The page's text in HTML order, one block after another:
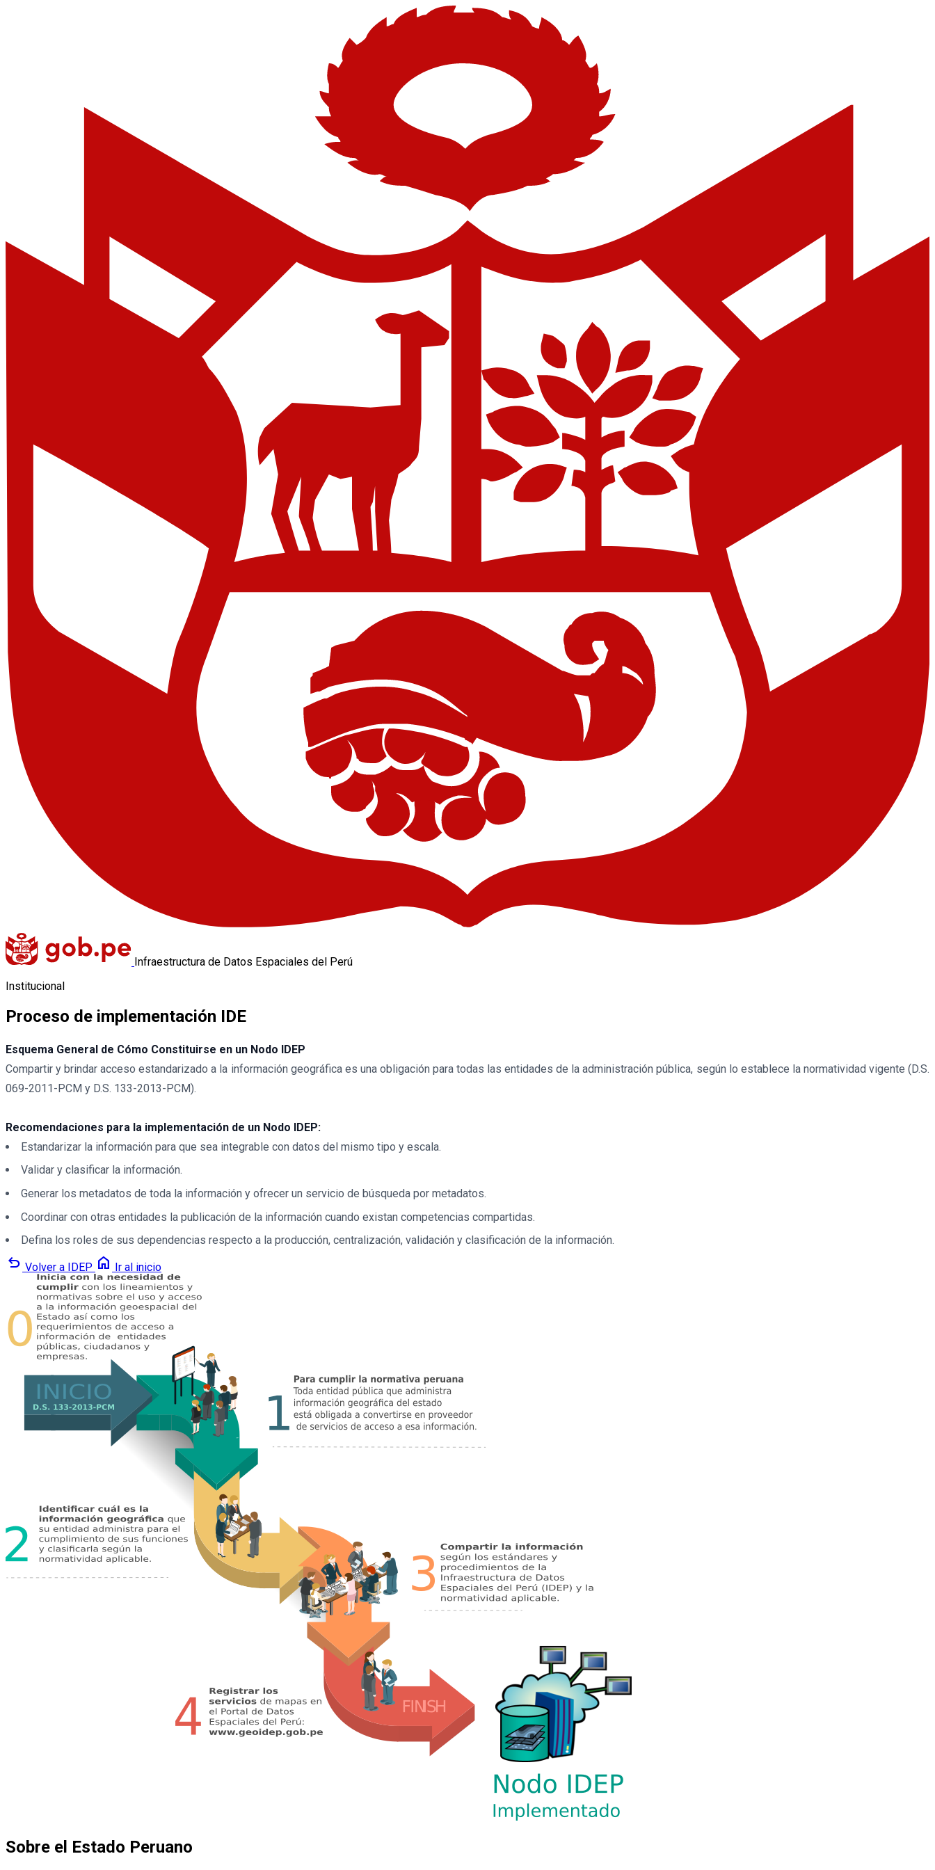
Infraestructura de Datos Espaciales del Perú
Institucional
Proceso de implementación IDE
Esquema General de Cómo Constituirse en un Nodo IDEP
Compartir y brindar acceso estandarizado a la información geográfica es una obligación para todas las entidades de la administración pública, según lo establece la normatividad vigente (D.S.
069-2011-PCM y D.S. 133-2013-PCM).
Recomendaciones para la implementación de un Nodo IDEP:
Estandarizar la información para que sea integrable con datos del mismo tipo y escala.
Validar y clasificar la información.
Generar los metadatos de toda la información y ofrecer un servicio de búsqueda por metadatos.
Coordinar con otras entidades la publicación de la información cuando existan competencias compartidas.
Defina los roles de sus dependencias respecto a la producción, centralización, validación y clasificación de la información.
undo Volver a IDEP home Ir al inicio
Sobre el Estado Peruano